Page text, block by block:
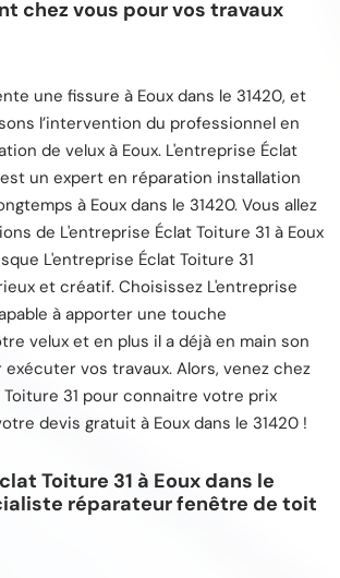
chez vous pour vos travaux
une fissure à Eoux dans le 31420, et
l’intervention du professionnel en
de velux à Eoux. L'entreprise Éclat
est un expert en réparation installation
à Eoux dans le 31420. Vous allez
de L'entreprise Éclat Toiture 31 à Eoux
L'entreprise Éclat Toiture 31
et créatif. Choisissez L'entreprise
à apporter une touche
velux et en plus il a déjà en main son
vos travaux. Alors, venez chez
Toiture 31 pour connaitre votre prix
devis gratuit à Eoux dans le 31420 !
Toiture 31 à Eoux dans le
réparateur fenêtre de toit